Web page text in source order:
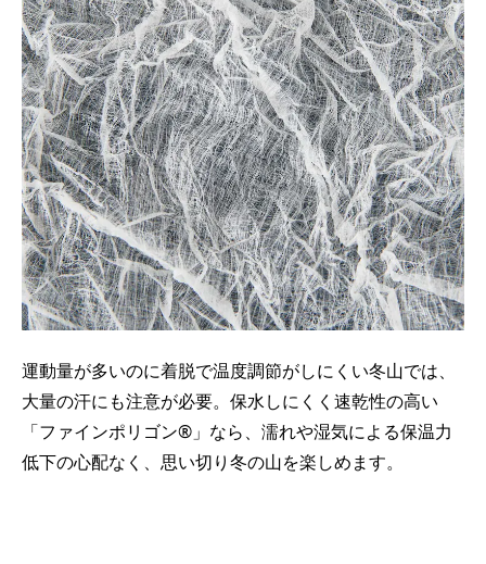
運動量が多いのに着脱で温度調節がしにくい冬山では、
大量の汗にも注意が必要。保水しにくく速乾性の高い
「ファインポリゴン®」なら、濡れや湿気による保温力
低下の心配なく、思い切り冬の山を楽しめます。